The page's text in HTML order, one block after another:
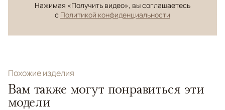
Нажимая «Получить видео», вы соглашаетесь
с Политикой конфиденциальности
Похожие изделия
Вам также могут понравиться эти
модели